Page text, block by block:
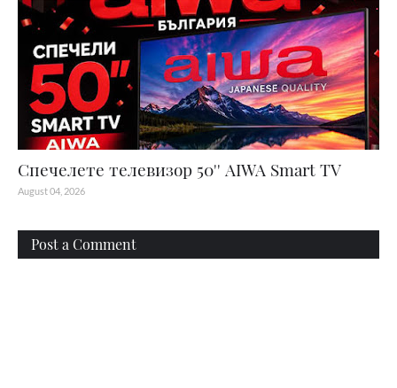
Спечелете телевизор 50'' AIWA Smart TV
August 04, 2026
Post a Comment